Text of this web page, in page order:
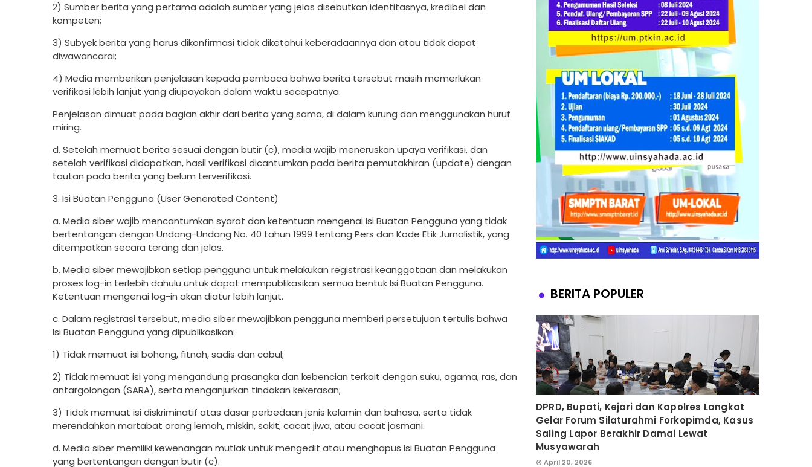
2) Sumber berita yang pertama adalah sumber yang jelas disebutkan identitasnya, kredibel dan
kompeten;
3) Subyek berita yang harus dikonfirmasi tidak diketahui keberadaannya dan atau tidak dapat
diwawancarai;
4) Media memberikan penjelasan kepada pembaca bahwa berita tersebut masih memerlukan
verifikasi lebih lanjut yang diupayakan dalam waktu secepatnya.
Penjelasan dimuat pada bagian akhir dari berita yang sama, di dalam kurung dan menggunakan huruf
miring.
d. Setelah memuat berita sesuai dengan butir (c), media wajib meneruskan upaya verifikasi, dan
setelah verifikasi didapatkan, hasil verifikasi dicantumkan pada berita pemutakhiran (update) dengan
tautan pada berita yang belum terverifikasi.
3. Isi Buatan Pengguna (User Generated Content)
a. Media siber wajib mencantumkan syarat dan ketentuan mengenai Isi Buatan Pengguna yang tidak
bertentangan dengan Undang-Undang No. 40 tahun 1999 tentang Pers dan Kode Etik Jurnalistik, yang
ditempatkan secara terang dan jelas.
b. Media siber mewajibkan setiap pengguna untuk melakukan registrasi keanggotaan dan melakukan
proses log-in terlebih dahulu untuk dapat mempublikasikan semua bentuk Isi Buatan Pengguna.
Ketentuan mengenai log-in akan diatur lebih lanjut.
c. Dalam registrasi tersebut, media siber mewajibkan pengguna memberi persetujuan tertulis bahwa
Isi Buatan Pengguna yang dipublikasikan:
1) Tidak memuat isi bohong, fitnah, sadis dan cabul;
2) Tidak memuat isi yang mengandung prasangka dan kebencian terkait dengan suku, agama, ras, dan
antargolongan (SARA), serta menganjurkan tindakan kekerasan;
3) Tidak memuat isi diskriminatif atas dasar perbedaan jenis kelamin dan bahasa, serta tidak
merendahkan martabat orang lemah, miskin, sakit, cacat jiwa, atau cacat jasmani.
d. Media siber memiliki kewenangan mutlak untuk mengedit atau menghapus Isi Buatan Pengguna
yang bertentangan dengan butir (c).
BERITA POPULER
DPRD, Bupati, Kejari dan Kapolres Langkat
Gelar Forum Silaturahmi Forkopimda, Kasus
Saling Lapor Berakhir Damai Lewat
Musyawarah
April 20, 2026